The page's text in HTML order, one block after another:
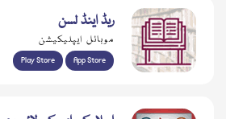
ریڈ اینڈ لسن
موبائل ایپلیکیشن
Play Store App Store